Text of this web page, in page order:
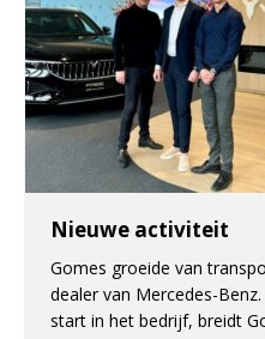
Nieuwe activiteit
Gomes groeide van
dealer van Mercedes-
start in het bedrijf, breidt